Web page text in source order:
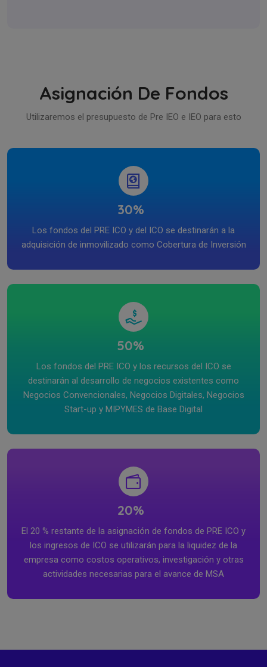
Asignación De Fondos
Utilizaremos el presupuesto de Pre IEO e IEO para esto
30%
Los fondos del PRE ICO y del ICO se destinarán a la
adquisición de inmovilizado como Cobertura de Inversión
50%
Los fondos del PRE ICO y los recursos del ICO se
destinarán al desarrollo de negocios existentes como
Negocios Convencionales, Negocios Digitales, Negocios
Start-up y MIPYMES de Base Digital
20%
El 20 % restante de la asignación de fondos de PRE ICO y
los ingresos de ICO se utilizarán para la liquidez de la
empresa como costos operativos, investigación y otras
actividades necesarias para el avance de MSA